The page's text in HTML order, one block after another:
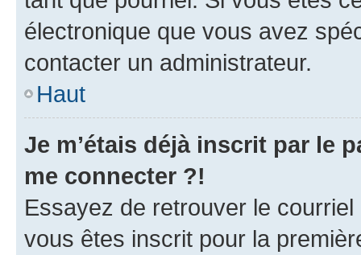
électronique que vous avez
contacter un administrateur.
Haut
Je m’étais déjà inscrit par le
me connecter ?!
Essayez de retrouver le
vous êtes inscrit pour la